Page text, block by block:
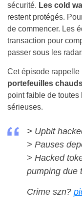
sécurité. Les cold
restent protégés.
de commencer. Les
transaction pour
passer sous les
Cet épisode rappelle
portefeuilles
point faible de
sérieuses.
> Upbit
> Pauses
> Hacked
pumping due
Crime szn?